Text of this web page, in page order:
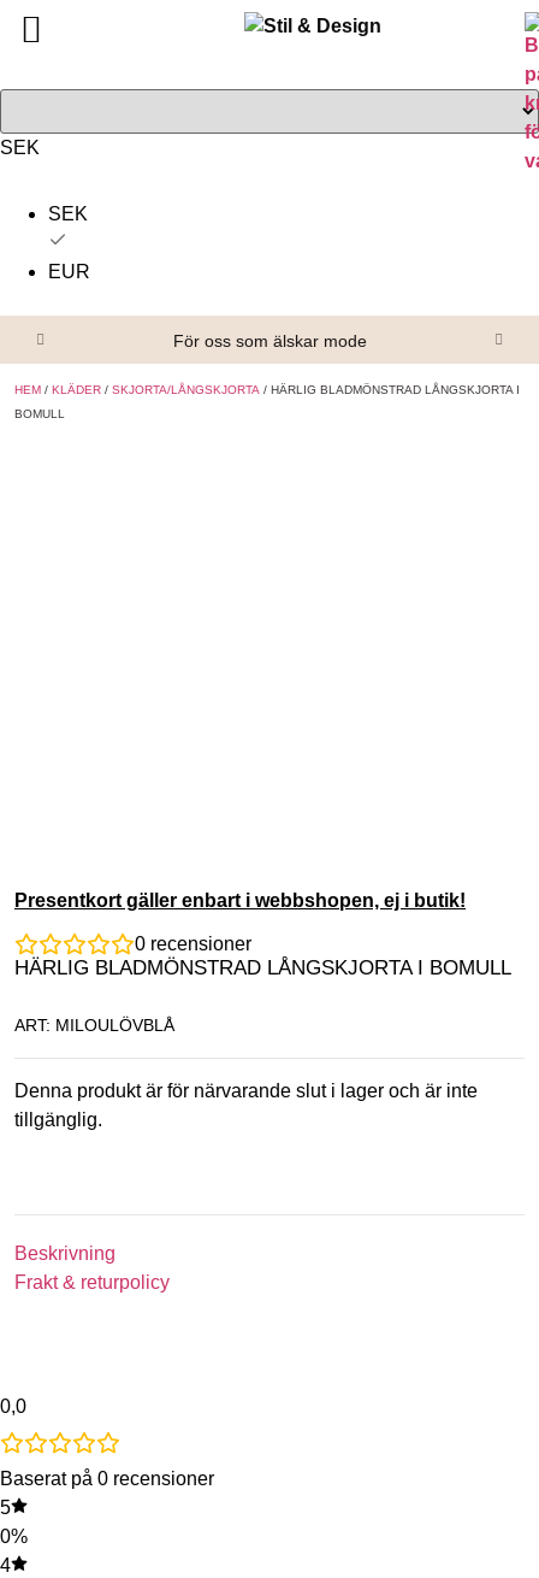
SEK
SEK
EUR
För oss som älskar mode
HEM / KLÄDER / SKJORTA/LÅNGSKJORTA / HÄRLIG BLADMÖNSTRAD LÅNGSKJORTA I
BOMULL
Presentkort gäller enbart i webbshopen, ej i butik!
0 recensioner
HÄRLIG BLADMÖNSTRAD LÅNGSKJORTA I BOMULL
ART: MILOULÖVBLÅ
Denna produkt är för närvarande slut i lager och är inte
tillgänglig.
Beskrivning
Frakt & returpolicy
0,0
Baserat på 0 recensioner
5
0%
4
Alla produkter
Om oss